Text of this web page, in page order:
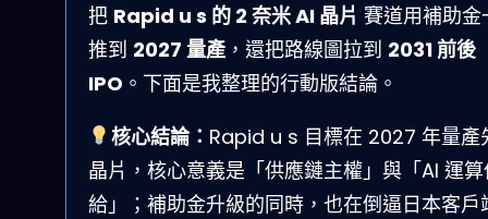
把 Rapid u s 的 2 奈米 AI 晶片 賽道用補助金
推到 2027 量產 ，還把路線圖拉到 2031 前後
IPO 。下面是我整理的行動版結論。
核心結論： Rapid u s 目標在 2027 年量產
晶片，核心意義是「供應鏈主權」與「AI 運
給」；補助金升級的同時，也在倒逼日本客戶